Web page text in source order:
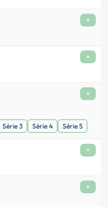
+
+
+
Série 3 Série 4 Série 5
+
+